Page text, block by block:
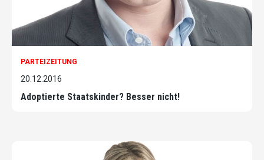
PARTEIZEITUNG
20.12.2016
Adoptierte Staatskinder? Besser nicht!